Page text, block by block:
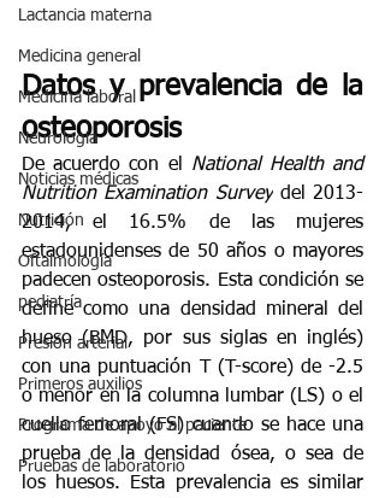
Lactancia materna
Medicina general
Medicina laboral
Neurología
Noticias médicas
Nutrición
Oftalmología
pediatría
Presión arterial
Primeros auxilios
Programa de apoyo al paciente
Pruebas de laboratorio
Datos y prevalencia de la
osteoporosis
De acuerdo con el National Health and
Nutrition Examination Survey del 2013-
2014, el 16.5% de las mujeres
estadounidenses de 50 años o mayores
padecen osteoporosis. Esta condición se
define como una densidad mineral del
hueso (BMD, por sus siglas en inglés)
con una puntuación T (T-score) de -2.5
o menor en la columna lumbar (LS) o el
cuello femoral (FS) cuando se hace una
prueba de la densidad ósea, o sea de
los huesos. Esta prevalencia es similar